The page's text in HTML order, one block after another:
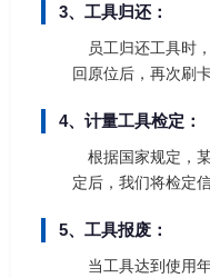
3、工具归还：
员工归还工具时
回原位后，再次刷
4、计量工具检定：
根据国家规定，
定后，我们将检定
5、工具报废：
当工具达到使用